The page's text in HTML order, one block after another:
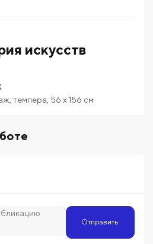
искусств
темпера 56 x 156 см
Отправить